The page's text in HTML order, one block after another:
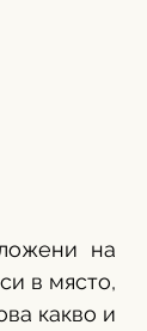
на
в място,
какво и